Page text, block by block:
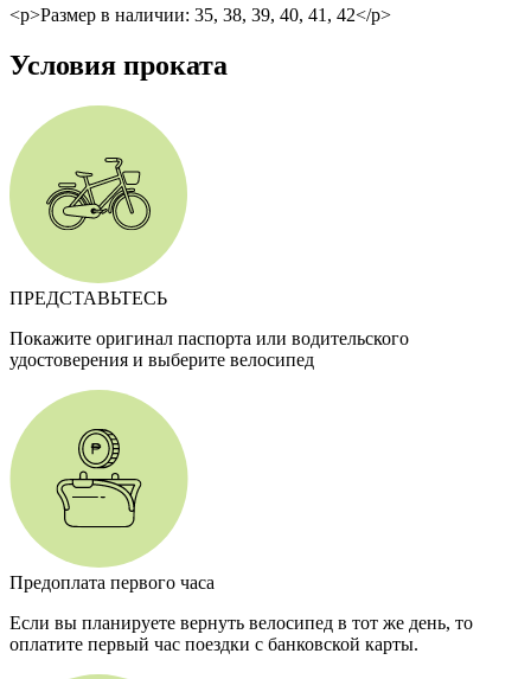
<p>Размер в наличии: 35, 38, 39, 40, 41, 42</p>
Условия проката
ПРЕДСТАВЬТЕСЬ
Покажите оригинал паспорта или водительского
удостоверения и выберите велосипед
Предоплата первого часа
Если вы планируете вернуть велосипед в тот же день, то
оплатите первый час поездки с банковской карты.